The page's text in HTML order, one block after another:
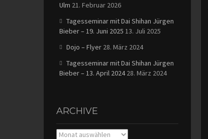
Ulm 21. Februar 2026
Tagesseminar mit Dai Shihan Jürgen
Bieber – 19. Juni 2025 13. Juli 2025
Dojo – Flyer 28. März 2024
Tagesseminar mit Dai Shihan Jürgen
Bieber – 13. April 2024 28. März 2024
ARCHIVE
Archive